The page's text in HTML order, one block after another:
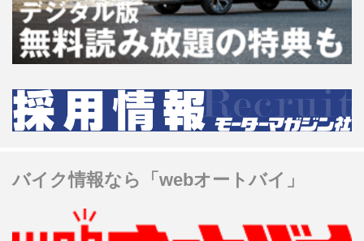
バイク情報なら「webオートバイ」